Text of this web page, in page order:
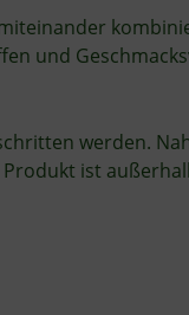
und
werden.
ist